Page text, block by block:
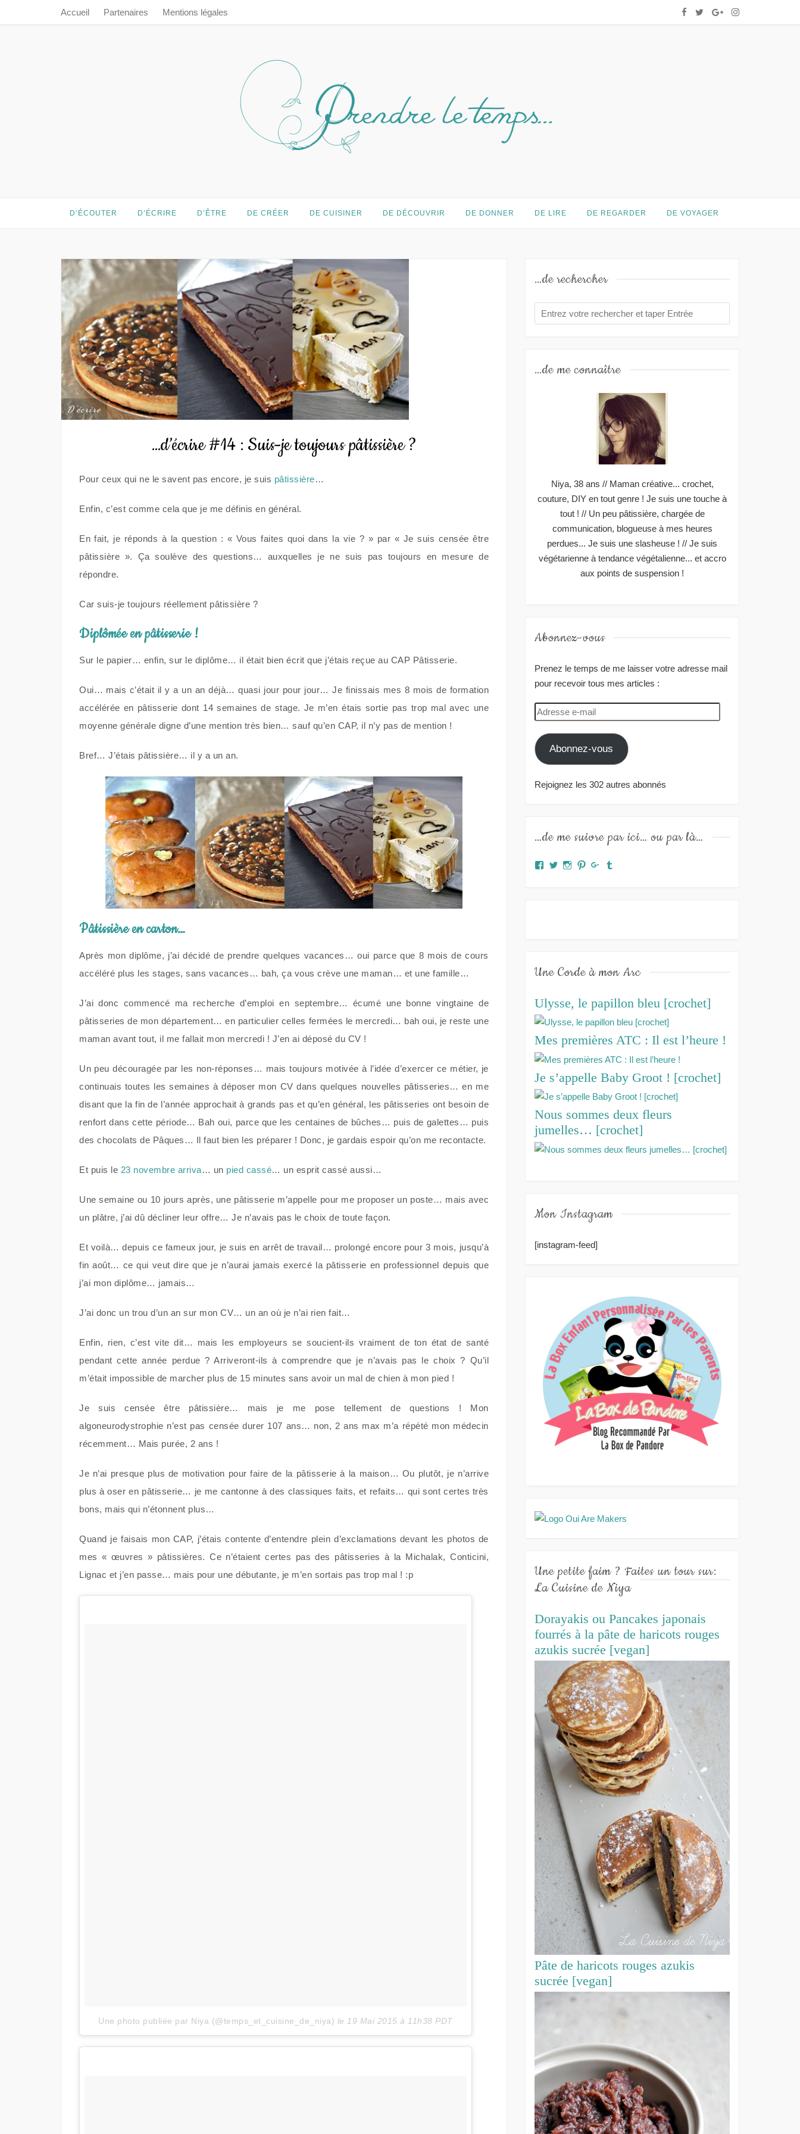
Accueil Partenaires Mentions légales
Prendre le temps…
D’ÉCOUTER D’ÉCRIRE D’ÊTRE DE CRÉER DE CUISINER DE DÉCOUVRIR DE DONNER DE LIRE DE REGARDER DE VOYAGER
D'écrire
…d’écrire #14 : Suis-je toujours pâtissière ?
Pour ceux qui ne le savent pas encore, je suis pâtissière…
Enfin, c’est comme cela que je me définis en général.
En fait, je réponds à la question : « Vous faites quoi dans la vie ? » par « Je suis censée être
pâtissière ». Ça soulève des questions… auxquelles je ne suis pas toujours en mesure de
répondre.
Car suis-je toujours réellement pâtissière ?
Diplômée en pâtisserie !
Sur le papier… enfin, sur le diplôme… il était bien écrit que j’étais reçue au CAP Pâtisserie.
Oui… mais c’était il y a un an déjà… quasi jour pour jour… Je finissais mes 8 mois de formation
accélérée en pâtisserie dont 14 semaines de stage. Je m’en étais sortie pas trop mal avec une
moyenne générale digne d’une mention très bien… sauf qu’en CAP, il n’y pas de mention !
Bref… J’étais pâtissière… il y a un an.
Pâtissière en carton…
Après mon diplôme, j’ai décidé de prendre quelques vacances… oui parce que 8 mois de cours
accéléré plus les stages, sans vacances… bah, ça vous crève une maman… et une famille…
J’ai donc commencé ma recherche d’emploi en septembre… écumé une bonne vingtaine de
pâtisseries de mon département… en particulier celles fermées le mercredi… bah oui, je reste une
maman avant tout, il me fallait mon mercredi ! J’en ai déposé du CV !
Un peu découragée par les non-réponses… mais toujours motivée à l’idée d’exercer ce métier, je
continuais toutes les semaines à déposer mon CV dans quelques nouvelles pâtisseries… en me
disant que la fin de l’année approchait à grands pas et qu’en général, les pâtisseries ont besoin de
renfort dans cette période… Bah oui, parce que les centaines de bûches… puis de galettes… puis
des chocolats de Pâques… Il faut bien les préparer ! Donc, je gardais espoir qu’on me recontacte.
Et puis le 23 novembre arriva… un pied cassé… un esprit cassé aussi…
Une semaine ou 10 jours après, une pâtisserie m’appelle pour me proposer un poste… mais avec
un plâtre, j’ai dû décliner leur offre… Je n’avais pas le choix de toute façon.
Et voilà… depuis ce fameux jour, je suis en arrêt de travail… prolongé encore pour 3 mois, jusqu’à
fin août… ce qui veut dire que je n’aurai jamais exercé la pâtisserie en professionnel depuis que
j’ai mon diplôme… jamais…
J’ai donc un trou d’un an sur mon CV… un an où je n’ai rien fait…
Enfin, rien, c’est vite dit… mais les employeurs se soucient-ils vraiment de ton état de santé
pendant cette année perdue ? Arriveront-ils à comprendre que je n’avais pas le choix ? Qu’il
m’était impossible de marcher plus de 15 minutes sans avoir un mal de chien à mon pied !
Je suis censée être pâtissière… mais je me pose tellement de questions ! Mon
algoneurodystrophie n’est pas censée durer 107 ans… non, 2 ans max m’a répété mon médecin
récemment… Mais purée, 2 ans !
Je n’ai presque plus de motivation pour faire de la pâtisserie à la maison… Ou plutôt, je n’arrive
plus à oser en pâtisserie… je me cantonne à des classiques faits, et refaits… qui sont certes très
bons, mais qui n’étonnent plus…
Quand je faisais mon CAP, j’étais contente d’entendre plein d’exclamations devant les photos de
mes « œuvres » pâtissières. Ce n’étaient certes pas des pâtisseries à la Michalak, Conticini,
Lignac et j’en passe… mais pour une débutante, je m’en sortais pas trop mal ! :p
Une photo publiée par Niya (@temps_et_cuisine_de_niya) le 19 Mai 2015 à 11h38 PDT
…de rechercher
…de me connaître
Niya, 38 ans // Maman créative... crochet,
couture, DIY en tout genre ! Je suis une touche à
tout ! // Un peu pâtissière, chargée de
communication, blogueuse à mes heures
perdues... Je suis une slasheuse ! // Je suis
végétarienne à tendance végétalienne... et accro
aux points de suspension !
Abonnez-vous
Prenez le temps de me laisser votre adresse mail
pour recevoir tous mes articles :
Adresse
e-
mail
Abonnez-vous
Rejoignez les 302 autres abonnés
…de me suivre par ici… ou par là…
Facebook
TwitterInstagram
PinterestGoogle+
Une Corde à mon Arc
Ulysse, le papillon bleu [crochet]
Mes premières ATC : Il est l’heure !
Je s’appelle Baby Groot ! [crochet]
Nous sommes deux fleurs
jumelles… [crochet]
Mon Instagram
[instagram-feed]
Une petite faim ? Faites un tour sur:
La Cuisine de Niya
Dorayakis ou Pancakes japonais
fourrés à la pâte de haricots rouges
azukis sucrée [vegan]
Pâte de haricots rouges azukis
sucrée [vegan]